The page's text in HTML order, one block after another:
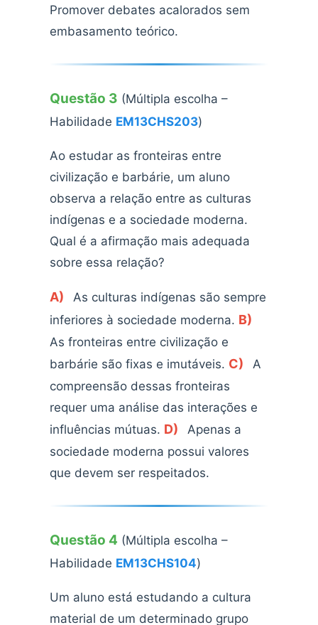
Promover debates acalorados sem
embasamento teórico.
Questão 3 (Múltipla escolha –
Habilidade EM13CHS203)
Ao estudar as fronteiras entre
civilização e barbárie, um aluno
observa a relação entre as culturas
indígenas e a sociedade moderna.
Qual é a afirmação mais adequada
sobre essa relação?
A)
As culturas indígenas são sempre
inferiores à sociedade moderna. B)
As fronteiras entre civilização e
barbárie são fixas e imutáveis. C)
A
compreensão dessas fronteiras
requer uma análise das interações e
influências mútuas. D)
Apenas a
sociedade moderna possui valores
que devem ser respeitados.
Questão 4 (Múltipla escolha –
Habilidade EM13CHS104)
Um aluno está estudando a cultura
material de um determinado grupo